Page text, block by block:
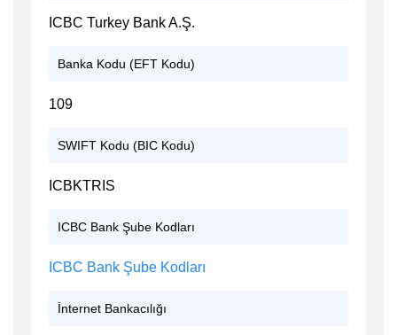
ICBC Turkey Bank A.Ş.
Banka Kodu (EFT Kodu)
109
SWIFT Kodu (BIC Kodu)
ICBKTRIS
ICBC Bank Şube Kodları
ICBC Bank Şube Kodları
İnternet Bankacılığı